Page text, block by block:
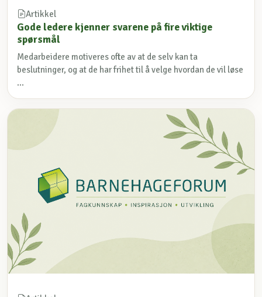
Artikkel
Gode ledere kjenner svarene på fire viktige
spørsmål
Medarbeidere motiveres ofte av at de selv kan ta
beslutninger, og at de har frihet til å velge hvordan de vil løse
...